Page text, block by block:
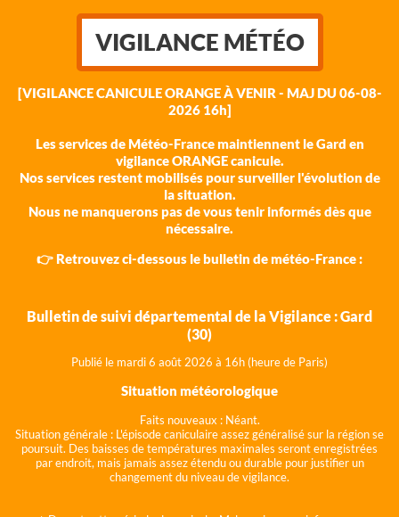
VIGILANCE MÉTÉO
[VIGILANCE CANICULE ORANGE À VENIR - MAJ DU 06-08-
2026 16h]
Les services de Météo-France maintiennent le Gard en
vigilance ORANGE canicule.
Nos services restent mobilisés pour surveiller l'évolution de
la situation.
Nous ne manquerons pas de vous tenir informés dès que
nécessaire.
👉 Retrouvez ci-dessous le bulletin de météo-France :
Bulletin de suivi départemental de la Vigilance : Gard
(30)
Publié le mardi 6 août 2026 à 16h (heure de Paris)
Situation météorologique
Faits nouveaux : Néant.
Situation générale : L'épisode caniculaire assez généralisé sur la région se
poursuit. Des baisses de températures maximales seront enregistrées
par endroit, mais jamais assez étendu ou durable pour justifier un
changement du niveau de vigilance.